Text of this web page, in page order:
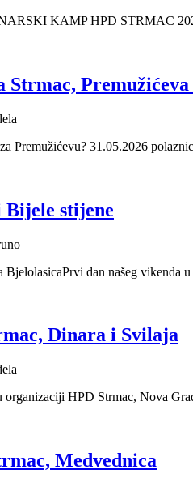
KAMP HPD STRMAC
Premužićeva
Premužićevu? 31.05.2026
Bijele stijene
dan našeg vikenda
Dinara i Svilaja
organizaciji HPD Strmac, Nova
Medvednica